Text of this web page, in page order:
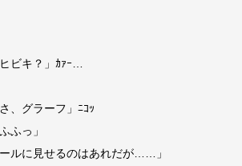
ビキ？」ｶｧｰ…
、グラーフ」ﾆｺｯ
ふっ」
ルに見せるのはあれだが……」